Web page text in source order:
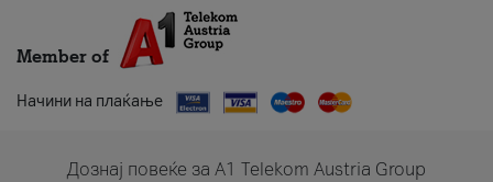
Member of
Начини на плаќање
Дознај повеќе за A1 Telekom Austria Group